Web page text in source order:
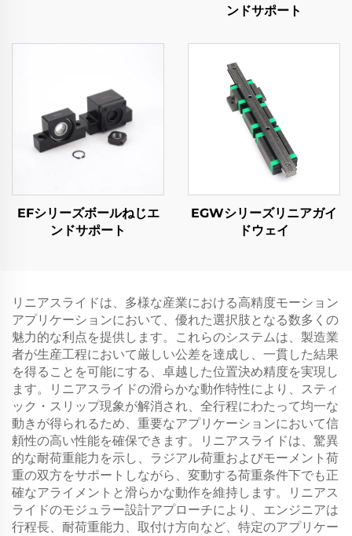
ンドサポート
EFシリーズボールねじエ
ンドサポート
EGWシリーズリニアガイ
ドウェイ
リニアスライドは、多様な産業における高精度モーション
アプリケーションにおいて、優れた選択肢となる数多くの
魅力的な利点を提供します。これらのシステムは、製造業
者が生産工程において厳しい公差を達成し、一貫した結果
を得ることを可能にする、卓越した位置決め精度を実現し
ます。リニアスライドの滑らかな動作特性により、スティ
ック・スリップ現象が解消され、全行程にわたって均一な
動きが得られるため、重要なアプリケーションにおいて信
頼性の高い性能を確保できます。リニアスライドは、驚異
的な耐荷重能力を示し、ラジアル荷重およびモーメント荷
重の双方をサポートしながら、変動する荷重条件下でも正
確なアライメントと滑らかな動作を維持します。リニアス
ライドのモジュラー設計アプローチにより、エンジニアは
行程長、耐荷重能力、取付け方向など、特定のアプリケー